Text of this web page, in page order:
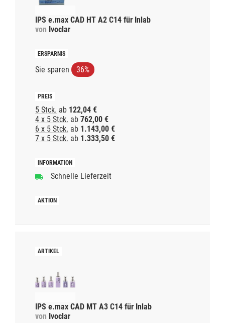
IPS e.max CAD HT A2 C14 für Inlab
von Ivoclar
Sie sparen 36%
5 Stck. ab 122,04 €
4 x 5 Stck. ab 762,00 €
6 x 5 Stck. ab 1.143,00 €
7 x 5 Stck. ab 1.333,50 €
Schnelle Lieferzeit
IPS e.max CAD MT A3 C14 für Inlab
von Ivoclar